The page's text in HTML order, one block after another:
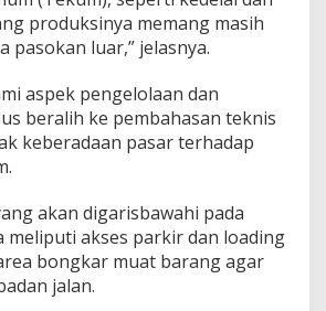
produksinya memang masih
pasokan luar,” jelasnya.
aspek pengelolaan dan
beralih ke pembahasan teknis
keberadaan pasar terhadap
akan digarisbawahi pada
akses parkir dan loading
bongkar muat barang agar
jalan.